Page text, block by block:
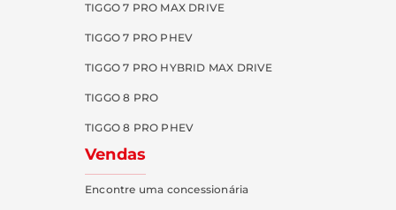
TIGGO 7 PRO MAX DRIVE
TIGGO 7 PRO PHEV
TIGGO 7 PRO HYBRID MAX DRIVE
TIGGO 8 PRO
TIGGO 8 PRO PHEV
Vendas
Encontre uma concessionária